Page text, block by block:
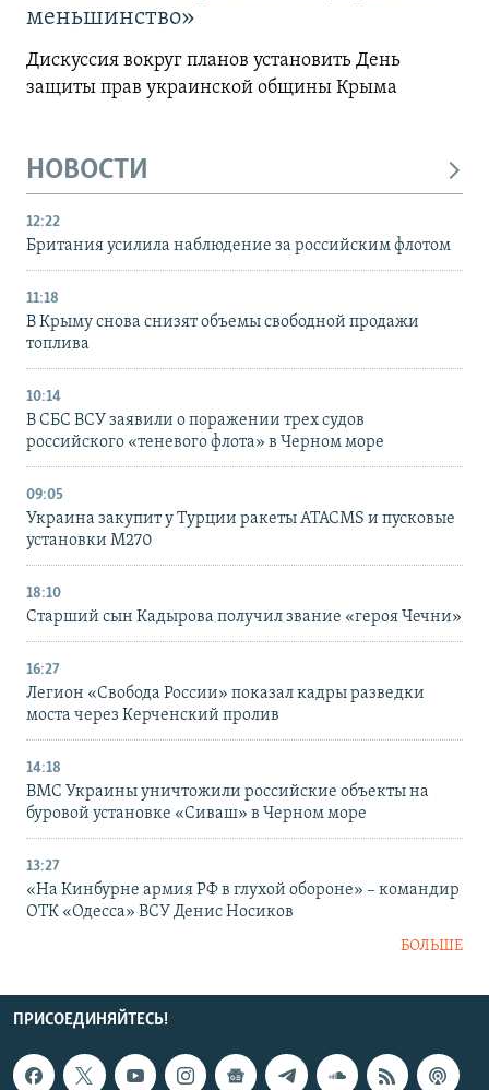
меньшинство»
Дискуссия вокруг планов установить День
защиты прав украинской общины Крыма
НОВОСТИ
12:22
Британия усилила наблюдение за российским флотом
11:18
В Крыму снова снизят объемы свободной продажи
топлива
10:14
В СБС ВСУ заявили о поражении трех судов
российского «теневого флота» в Черном море
09:05
Украина закупит у Турции ракеты ATACMS и пусковые
установки M270
18:10
Старший сын Кадырова получил звание «героя Чечни»
16:27
Легион «Свобода России» показал кадры разведки
моста через Керченский пролив
14:18
ВМС Украины уничтожили российские объекты на
буровой установке «Сиваш» в Черном море
13:27
«На Кинбурне армия РФ в глухой обороне» – командир
ОТК «Одесса» ВСУ Денис Носиков
БОЛЬШЕ
ПРИСОЕДИНЯЙТЕСЬ!